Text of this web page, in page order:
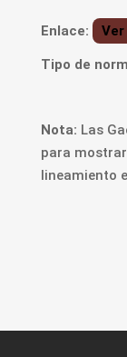
Enlace:
Tipo de
Nota: Las
para
lineamiento